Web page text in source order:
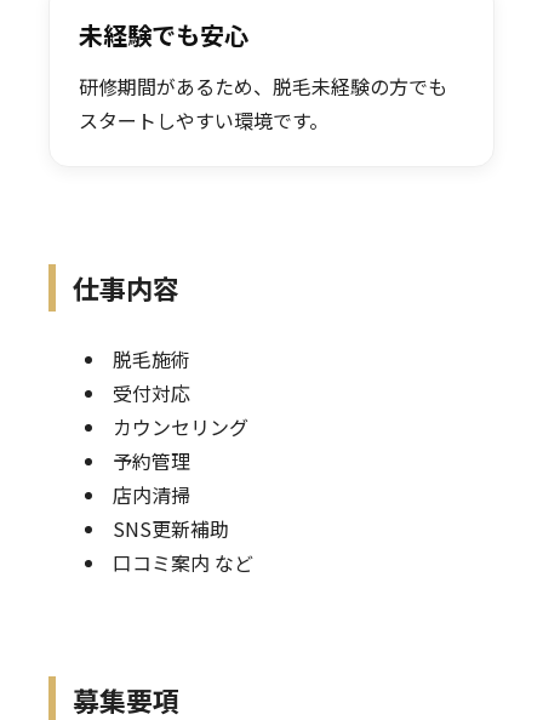
未経験でも安心
研修期間があるため、脱毛未経験の方でも
スタートしやすい環境です。
仕事内容
脱毛施術
受付対応
カウンセリング
予約管理
店内清掃
SNS更新補助
口コミ案内 など
募集要項